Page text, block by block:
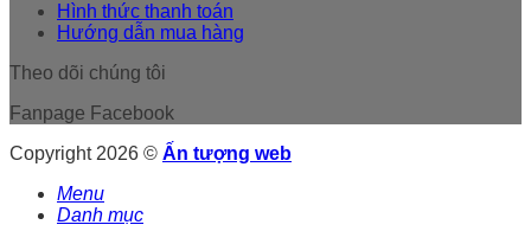
Hình thức thanh toán
Hướng dẫn mua hàng
Theo dõi chúng tôi
Fanpage Facebook
Copyright 2026 © Ấn tượng web
Menu
Danh mục